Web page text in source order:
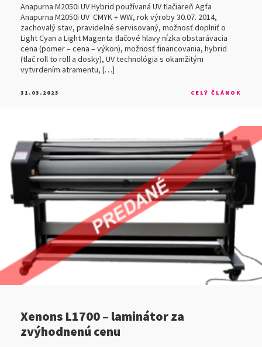
Anapurna M2050i UV Hybrid používaná UV tlačiareň Agfa
Anapurna M2050i UV CMYK + WW, rok výroby 30.07. 2014,
zachovalý stav, pravidelné servisovaný, možnosť doplniť o
Light Cyan a Light Magenta tlačové hlavy nízka obstarávacia
cena (pomer – cena – výkon), možnosť financovania, hybrid
(tlač roll to roll a dosky), UV technológia s okamžitým
vytvrdením atramentu, […]
31.03.2023 CELÝ ČLÁNOK
Xenons L1700 – laminátor za
zvýhodnenú cenu